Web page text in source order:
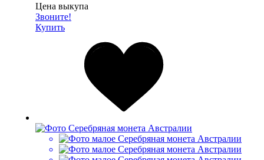
Цена выкупа
Звоните!
Купить